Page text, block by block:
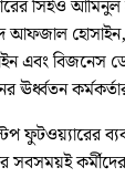
সিইও
আফজাল হোসাইন,
এবং বিজনেস
ঊর্ধ্বতন
ফুটওয়্যারের
সবসময়ই